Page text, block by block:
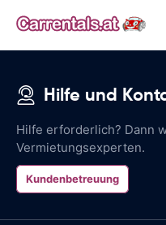
Hilfe und
Hilfe erforderlich? Dann
Vermietungsexperten.
Kundenbetreuung